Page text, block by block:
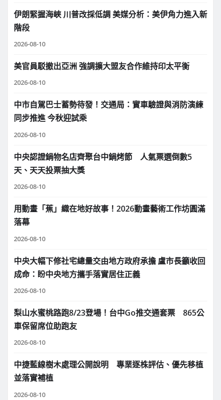
伊朗緊握海峽 川普改採低調 美媒分析：美伊角力進入新
階段
2026-08-10
美官員駁撤出亞洲 強調擴大盟友合作維持印太平衡
2026-08-10
中市自駕巴士蓄勢待發！交通局：實車驗證與消防演練
同步推進 今秋迎試乘
2026-08-10
中央認證鍋物名店齊聚台中鍋烤節 人氣票選倒數5
天、天天投票抽大獎
2026-08-10
用動畫「蕉」織在地好故事！2026動畫藝術工作坊圓滿
落幕
2026-08-10
中央大幅下修社宅總量交由地方政府承擔 盧市長籲收回
成命：盼中央地方攜手落實居住正義
2026-08-10
梨山水蜜桃路跑8/23登場！台中Go推交通套票 865公
車保留席位助跑友
2026-08-10
中捷藍線樹木處理公開說明 專業逐株評估、優先移植
並落實補植
2026-08-10